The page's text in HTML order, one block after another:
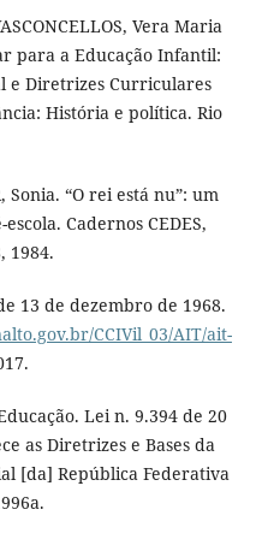
Vera Maria
para a Educação Infantil:
e Diretrizes Curriculares
História e política. Rio
Sonia. “O rei está nu”: um
Cadernos CEDES,
1984.
13 de dezembro de 1968.
CCIVil_03/AIT/ait-
Lei n. 9.394 de 20
as Diretrizes e Bases da
[da] República Federativa